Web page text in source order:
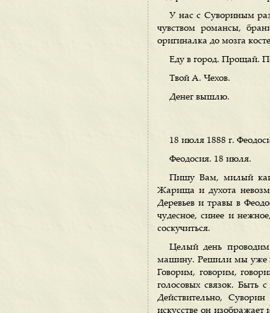
У нас с Сувориным
чувством романсы,
оригиналка до мозга
Еду в город. Прощай.
Твой А. Чехов.
Денег вышлю.
18 июля 1888 г.
Феодосия. 18 июля.
Пишу Вам, милый
Жарища и духота
Деревьев и травы в
чудесное, синее и
соскучиться.
Целый день
машину. Решили мы уже
Говорим, говорим,
голосовых связок. Быть
Действительно,
искусстве он изображает